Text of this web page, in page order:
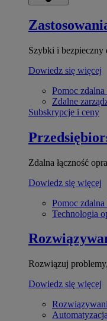
Szybki i bezpieczny
Dowiedz się więcej
Pomoc zdalna
Zdalne
Subskrypcje i ceny
Zdalna łączność
Dowiedz się więcej
Pomoc
Technologia
Rozwiązuj
Dowiedz się więcej